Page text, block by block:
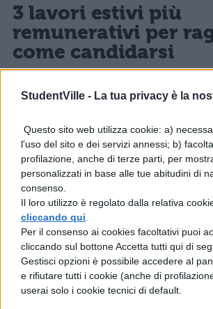
StudentVille - La tua privacy è la
Questo sito web utilizza cookie: a)
l'uso del sito e dei servizi annessi; b)
profilazione, anche di terze parti, per
personalizzati in base alle tue abitudini di
consenso.
Il loro utilizzo è regolato dalla relativa
cliccando qui
Per il consenso ai cookies facoltativi puoi
cliccando sul bottone Accetta tutti qui di
Gestisci opzioni è possibile accedere al
e rifiutare tutti i cookie (anche di
userai solo i cookie tecnici di default.
3 lavori estivi più
remunerativi per
come candidarsi
Quando avrete trovato il
mandare il vostro curriculum,
essere chiamati e, in quel caso,
per sostenere un colloquio.
quest’incontro vi verrà chiesto
voi, delle vostre esperienze,
capacità e dei motivi che vi
lavorare. Voi fatevi sempre
voi e volenterosi di lavorare.